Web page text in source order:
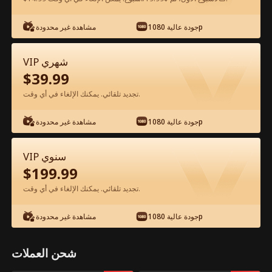
شاهد مجانًا في التطبيق
الحلقة 51 - حب في ظل صمت الفيلم كامل
0-49 50-85 جميع الحلقات
مشاهدة غير محدودة جودة عالية 1080p
VIP شهري
$39.99
تجديد تلقائي. يمكنك الإلغاء في أي وقت.
مشاهدة غير محدودة جودة عالية 1080p
VIP سنوي
$199.99
تجديد تلقائي. يمكنك الإلغاء في أي وقت.
مشاهدة غير محدودة جودة عالية 1080p
شحن العملات